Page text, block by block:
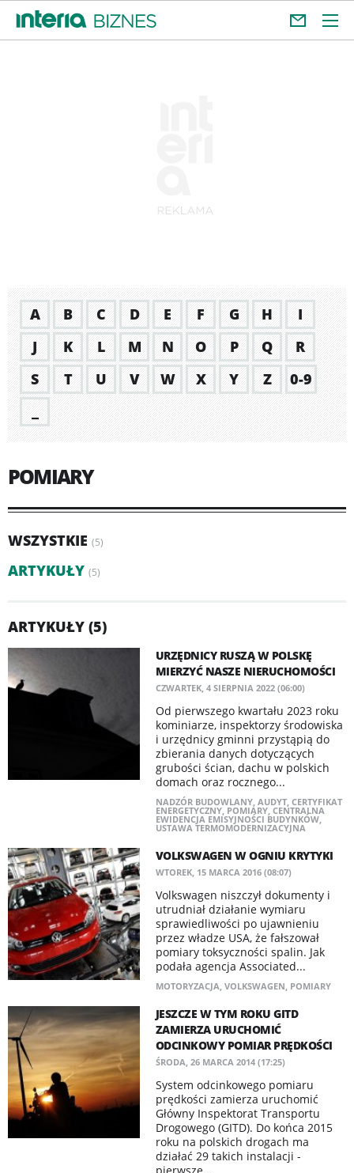
A B C D E F G H
I
J
K L M N O P Q
R
S
T U V W X Y Z
0-9
POMIARY
WSZYSTKIE (5)
ARTYKUŁY (5)
ARTYKUŁY (5)
URZĘDNICY RUSZĄ W POLSKĘ
MIERZYĆ NASZE NIERUCHOMOŚCI
CZWARTEK, 4 SIERPNIA 2022 (06:00)
Od pierwszego kwartału 2023 roku
kominiarze, inspektorzy środowiska
i urzędnicy gminni przystąpią do
zbierania danych dotyczących
grubości ścian, dachu w polskich
domach oraz rocznego...
NADZÓR BUDOWLANY, AUDYT, CERTYFIKAT
ENERGETYCZNY, POMIARY, CENTRALNA
EWIDENCJA EMISYJNOŚCI BUDYNKÓW,
USTAWA TERMOMODERNIZACYJNA
VOLKSWAGEN W OGNIU KRYTYKI
WTOREK, 15 MARCA 2016 (08:07)
Volkswagen niszczył dokumenty i
utrudniał działanie wymiaru
sprawiedliwości po ujawnieniu
przez władze USA, że fałszował
pomiary toksyczności spalin. Jak
podała agencja Associated...
MOTORYZACJA, VOLKSWAGEN, POMIARY
JESZCZE W TYM ROKU GITD
ZAMIERZA URUCHOMIĆ
ODCINKOWY POMIAR PRĘDKOŚCI
ŚRODA, 26 MARCA 2014 (17:25)
System odcinkowego pomiaru
prędkości zamierza uruchomić
Główny Inspektorat Transportu
Drogowego (GITD). Do końca 2015
roku na polskich drogach ma
działać 29 takich instalacji -